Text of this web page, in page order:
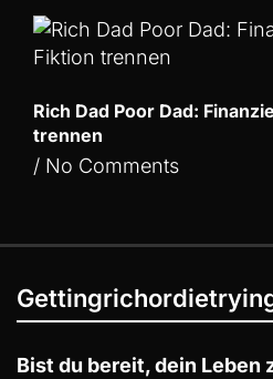
Rich Dad Poor Dad:
trennen
/ No Comments
Bist du bereit, dein Leben